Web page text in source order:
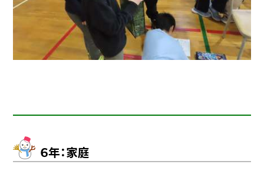
６年：家庭